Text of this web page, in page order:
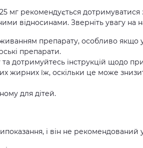
мг рекомендується дотримуватися
відносинами. Зверніть увагу на
препарату, особливо якщо
препарати.
дотримуйтесь інструкцій щодо
жирних їж, оскільки це може
для дітей.
і він не рекомендований